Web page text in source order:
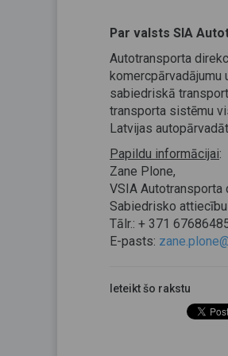
Par valsts SIA
Autotransporta
komercpārvadājumu
sabiedriskā
transporta sistēmu
Latvijas
Papildu informācijai:
Zane Plone,
VSIA Autotransporta
Sabiedrisko
Tālr.: + 371
E-pasts:
Ieteikt šo rakstu